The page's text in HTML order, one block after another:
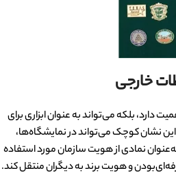
خارجی
دارد، بلکه می‌تواند به عنوان ابزاری برای
این نشان کوچک می‌تواند در نمایشگاه‌ها،
نمادی از هویت سازمان مورد استفاده
و هویت برند به دیگران منتقل کند.